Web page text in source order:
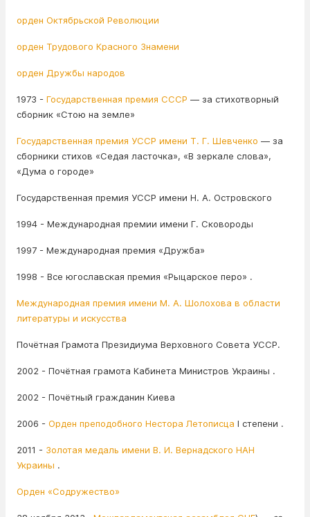
орден Октябрьской Революции
орден Трудового Красного Знамени
орден Дружбы народов
1973 - Государственная премия СССР — за стихотворный
сборник «Стою на земле»
Государственная премия УССР имени Т. Г. Шевченко — за
сборники стихов «Седая ласточка», «В зеркале слова»,
«Дума о городе»
Государственная премия УССР имени Н. А. Островского
1994 - Международная премии имени Г. Сковороды
1997 - Международная премия «Дружба»
1998 - Все югославская премия «Рыцарское перо» .
Международная премия имени М. А. Шолохова в области
литературы и искусства
Почётная Грамота Президиума Верховного Совета УССР.
2002 - Почётная грамота Кабинета Министров Украины .
2002 - Почётный гражданин Киева
2006 - Орден преподобного Нестора Летописца I степени .
2011 - Золотая медаль имени В. И. Вернадского НАН
Украины .
Орден «Содружество»